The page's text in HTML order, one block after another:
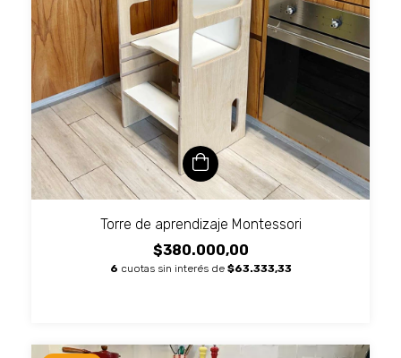
Torre de aprendizaje Montessori
$380.000,00
6 cuotas sin interés de $63.333,33